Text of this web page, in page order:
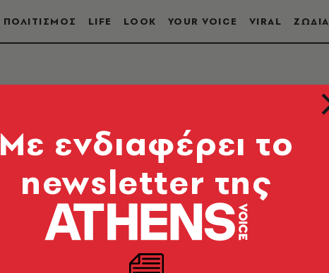
ΠΟΛΙΤΙΣΜΟΣ LIFE LOOK YOUR VOICE VIRAL ΖΩΔΙΑ
Mε ενδιαφέρει το
newsletter της